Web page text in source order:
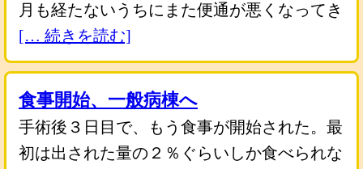
月も経たないうちにまた便通が悪くなってき
[… 続きを読む]
食事開始、一般病棟へ
手術後３日目で、もう食事が開始された。最
初は出された量の２％ぐらいしか食べられな